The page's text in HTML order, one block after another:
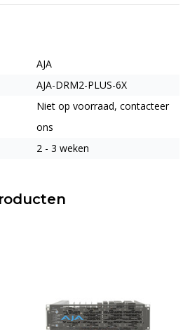
AJA
AJA-DRM2-PLUS-6X
Niet op voorraad, contacteer
ons
2 - 3 weken